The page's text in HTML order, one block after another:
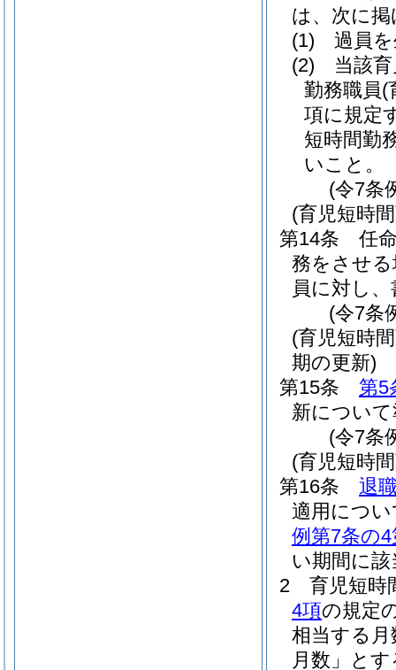
は、次に
(1)
過員
(2)
当該
勤務職員(
項に規定
短時間勤
いこと。
(令7条
(育児短時
第14条
任
務をさせ
員に対し
(令7条
(育児短時
期の更新)
第15条
第5
新につい
(令7条
(育児短時
第16条
退
適用につ
例第7条の
い期間に
2
育児短時
4項の規定
相当する
月数」と